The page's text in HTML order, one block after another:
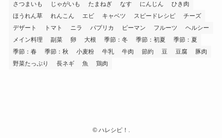
さつまいも
じゃがいも たまねぎ なす にんじん
ひき肉
ほうれん草
れんこん エビ キャベツ スピードレシピ
チーズ
デザート
トマト ニラ パプリカ ピーマン フルーツ
ヘルシー
メイン料理
副菜 卵 大根 季節：冬 季節：初夏
季節：夏
季節：春
季節：秋 小麦粉 牛乳 牛肉 節約 豆 豆腐
豚肉
野菜たっぷり
長ネギ 魚 鶏肉
©ハレシピ！.